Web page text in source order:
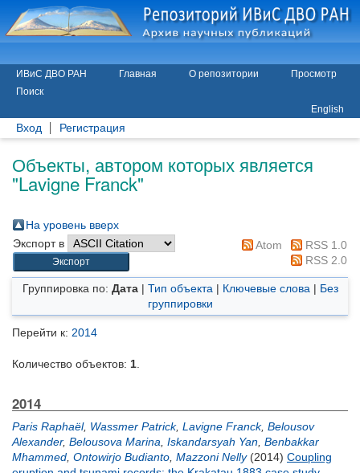
ИВиС ДВО РАН Главная О репозитории
Просмотр
Поиск
English
Вход Регистрация
Объекты, автором которых является
"Lavigne Franck"
На уровень вверх
Экспорт в
Atom
RSS 1.0
RSS 2.0
Группировка по: Дата| Тип объекта | Ключевые слова | Без
группировки
Перейти к: 2014
Количество объектов: 1
2014
Paris Raphaël, Wassmer Patrick, Lavigne Franck, Belousov
Alexander, Belousova Marina Iskandarsyah Yan Benbakkar
Mhammed Ontowirjo Budianto Mazzoni Nelly(2014) Coupling